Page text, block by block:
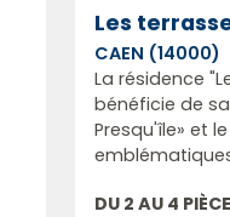
Les
CAEN (14000)
La résidence
bénéficie de
Presqu'île» et
DU 2 AU 4